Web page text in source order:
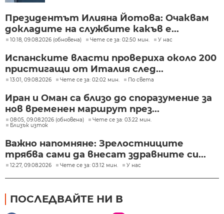
Президентът Илияна Йотова: Очаквам
докладите на службите какъв е...
10:18, 09.08.2026 (обновена) Чете се за: 02:50 мин. У нас
Испанските власти провериха около 200
пристигащи от Италия след...
13:01, 09.08.2026 Чете се за: 02:02 мин. По света
Иран и Оман са близо до споразумение за
нов временен маршрут през...
08:05, 09.08.2026 (обновена)
Чете се за: 03:22 мин.
Близък изток
Важно напомняне: Зрелостниците
трябва сами да внесат здравните си...
12:27, 09.08.2026 Чете се за: 03:12 мин. У нас
ПОСЛЕДВАЙТЕ НИ В